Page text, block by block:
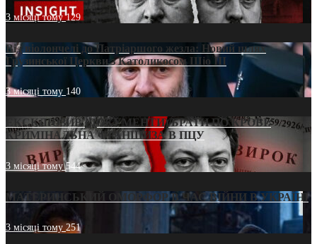
3 місяці тому129
Від віолончелі до Патріаршого жезла: Новий шлях
Грузинської Церкви з Католикосом Шіо III
3 місяці тому 140
ЕКСКЛЮЗИВ (ДОКУМЕНТИ)/БРАТИ ПО КРОВІ:
КРИМІНАЛЬНА ФРАНШИЗА В ПЦУ
3 місяці тому544
МАТЕРИНСЬКИЙ ОМОРФОР В ЧАС ВІЙНИ В УКРАЇНІ
3 місяці тому251